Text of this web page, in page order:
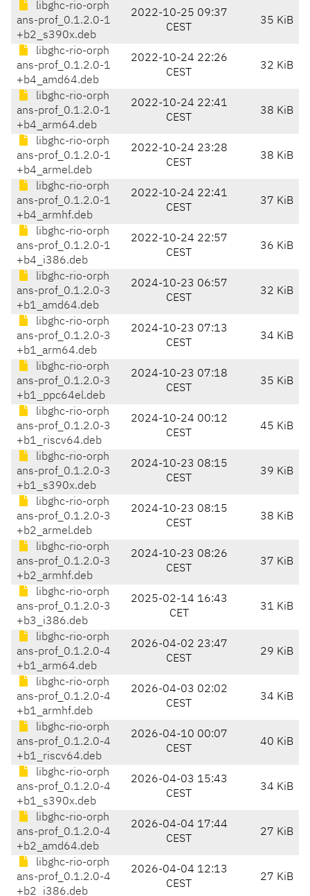
libghc-rio-orph
ans-prof_0.1.2.0-1
+b2_s390x.deb
2022-10-25 09:37
CEST
35 KiB
libghc-rio-orph
ans-prof_0.1.2.0-1
+b4_amd64.deb
2022-10-24 22:26
CEST
32 KiB
libghc-rio-orph
ans-prof_0.1.2.0-1
+b4_arm64.deb
2022-10-24 22:41
CEST
38 KiB
libghc-rio-orph
ans-prof_0.1.2.0-1
+b4_armel.deb
2022-10-24 23:28
CEST
38 KiB
libghc-rio-orph
ans-prof_0.1.2.0-1
+b4_armhf.deb
2022-10-24 22:41
CEST
37 KiB
libghc-rio-orph
ans-prof_0.1.2.0-1
+b4_i386.deb
2022-10-24 22:57
CEST
36 KiB
libghc-rio-orph
ans-prof_0.1.2.0-3
+b1_amd64.deb
2024-10-23 06:57
CEST
32 KiB
libghc-rio-orph
ans-prof_0.1.2.0-3
+b1_arm64.deb
2024-10-23 07:13
CEST
34 KiB
libghc-rio-orph
ans-prof_0.1.2.0-3
+b1_ppc64el.deb
2024-10-23 07:18
CEST
35 KiB
libghc-rio-orph
ans-prof_0.1.2.0-3
+b1_riscv64.deb
2024-10-24 00:12
CEST
45 KiB
libghc-rio-orph
ans-prof_0.1.2.0-3
+b1_s390x.deb
2024-10-23 08:15
CEST
39 KiB
libghc-rio-orph
ans-prof_0.1.2.0-3
+b2_armel.deb
2024-10-23 08:15
CEST
38 KiB
libghc-rio-orph
ans-prof_0.1.2.0-3
+b2_armhf.deb
2024-10-23 08:26
CEST
37 KiB
libghc-rio-orph
ans-prof_0.1.2.0-3
+b3_i386.deb
2025-02-14 16:43
CET
31 KiB
libghc-rio-orph
ans-prof_0.1.2.0-4
+b1_arm64.deb
2026-04-02 23:47
CEST
29 KiB
libghc-rio-orph
ans-prof_0.1.2.0-4
+b1_armhf.deb
2026-04-03 02:02
CEST
34 KiB
libghc-rio-orph
ans-prof_0.1.2.0-4
+b1_riscv64.deb
2026-04-10 00:07
CEST
40 KiB
libghc-rio-orph
ans-prof_0.1.2.0-4
+b1_s390x.deb
2026-04-03 15:43
CEST
34 KiB
libghc-rio-orph
ans-prof_0.1.2.0-4
+b2_amd64.deb
2026-04-04 17:44
CEST
27 KiB
libghc-rio-orph
ans-prof_0.1.2.0-4
+b2_i386.deb
2026-04-04 12:13
CEST
27 KiB